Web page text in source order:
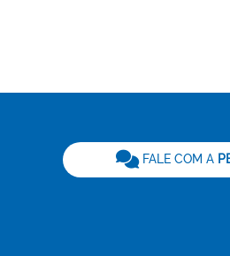
FALE COM A